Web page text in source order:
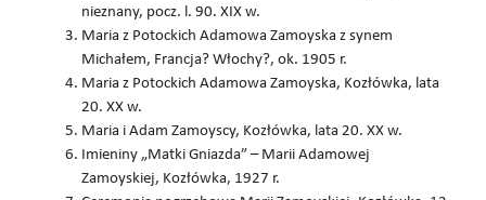
nieznany, pocz. l. 90. XIX w.
Maria z Potockich Adamowa Zamoyska z synem
Michałem, Francja? Włochy?, ok. 1905 r.
Maria z Potockich Adamowa Zamoyska, Kozłówka, lata
20. XX w.
Maria i Adam Zamoyscy, Kozłówka, lata 20. XX w.
Imieniny „Matki Gniazda” – Marii Adamowej
Zamoyskiej, Kozłówka, 1927 r.